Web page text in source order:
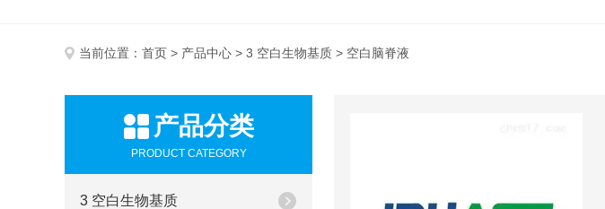
当前位置： 首页 > 产品中心 > 3 空白生物基质 > 空白脑脊液
产品分类
PRODUCT CATEGORY
3 空白生物基质